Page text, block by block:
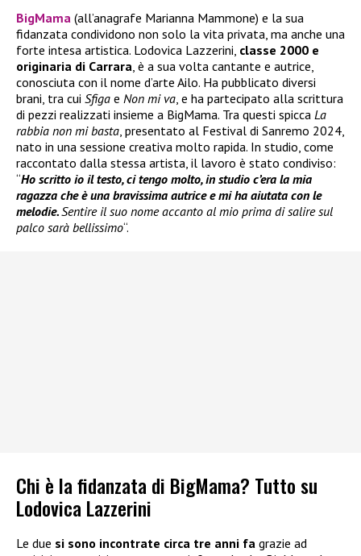
BigMama (all’anagrafe Marianna Mammone) e la sua
fidanzata condividono non solo la vita privata, ma anche una
forte intesa artistica. Lodovica Lazzerini, classe 2000 e
originaria di Carrara , è a sua volta cantante e autrice,
conosciuta con il nome d’arte Ailo. Ha pubblicato diversi
brani, tra cui Sfiga e Non mi va , e ha partecipato alla scrittura
di pezzi realizzati insieme a BigMama. Tra questi spicca La
rabbia non mi basta , presentato al Festival di Sanremo 2024,
nato in una sessione creativa molto rapida. In studio, come
raccontato dalla stessa artista, il lavoro è stato condiviso:
“Ho scritto io il testo, ci tengo molto, in studio c’era la mia
ragazza che è una bravissima autrice e mi ha aiutata con le
melodie.Sentire il suo nome accanto al mio prima di salire sul
palco sarà bellissimo“.
Chi è la fidanzata di BigMama? Tutto su
Lodovica Lazzerini
Le due si sono incontrate circa tre anni fa grazie ad